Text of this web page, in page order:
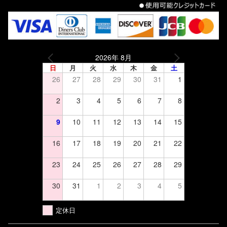
2026年 8月
日 月 火 水 木 金 土
26 27 28 29 30 31 1
2 3 4 5 6 7 8
9 10 11 12 13 14 15
16 17 18 19 20 21 22
23 24 25 26 27 28 29
30 31 1 2 3 4 5
定休日